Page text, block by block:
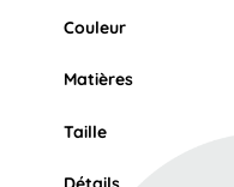
Couleur
Matières
Taille